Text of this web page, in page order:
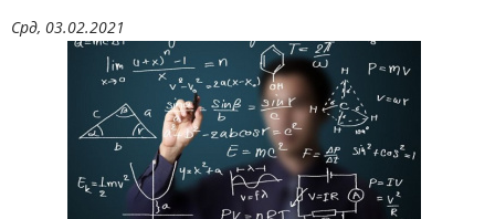
Срд, 03.02.2021